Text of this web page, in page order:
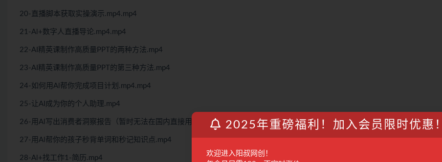
20-直播脚本获取实操演示.mp4.mp4
21-Al+数字人直播导论.mp4.mp4
22-AI精英课制作高质量PPT的两种方法.mp4
23-AI精英课制作高质量PPT的第三种方法.mp4
24-如何用Al帮你完成项目计划.mp4.mp4
25-让AI成为你的个人助理.mp4
26-用Al写出消费者洞察报告（暂时无法在国内直接用）.mp4
27-用Al帮你的孩子秒背单词和秒记知识点.mp4
28-Al+找工作1-简历.mp4
2025年重磅福利！加入会员限时优惠！
欢迎进入阳叔网创！